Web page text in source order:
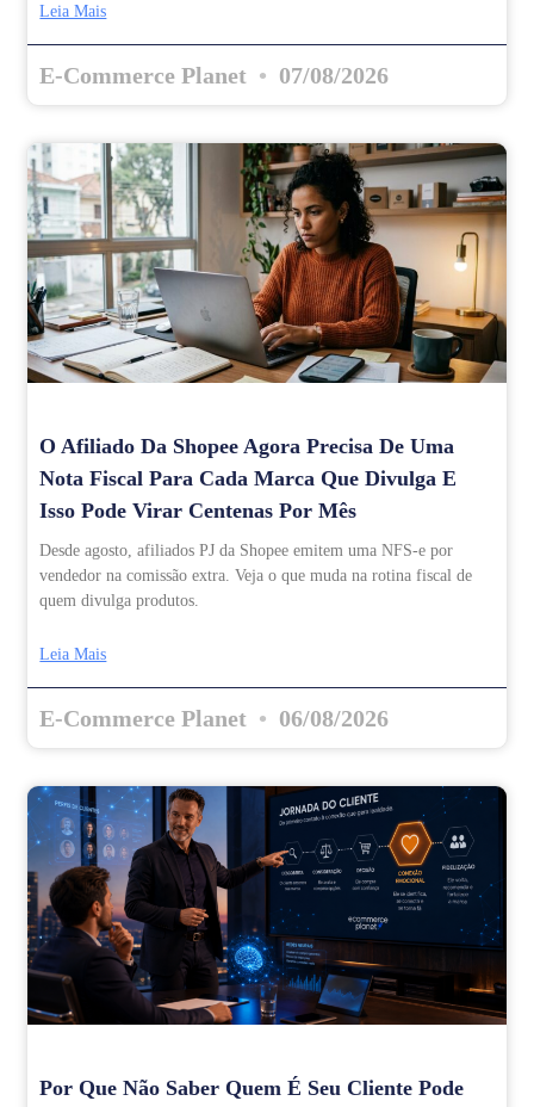
Leia Mais
E-Commerce Planet 07/08/2026
O Afiliado Da Shopee Agora Precisa De Uma
Nota Fiscal Para Cada Marca Que Divulga E
Isso Pode Virar Centenas Por Mês
Desde agosto, afiliados PJ da Shopee emitem uma NFS-e por
vendedor na comissão extra. Veja o que muda na rotina fiscal de
quem divulga produtos.
Leia Mais
E-Commerce Planet 06/08/2026
Por Que Não Saber Quem É Seu Cliente Pode